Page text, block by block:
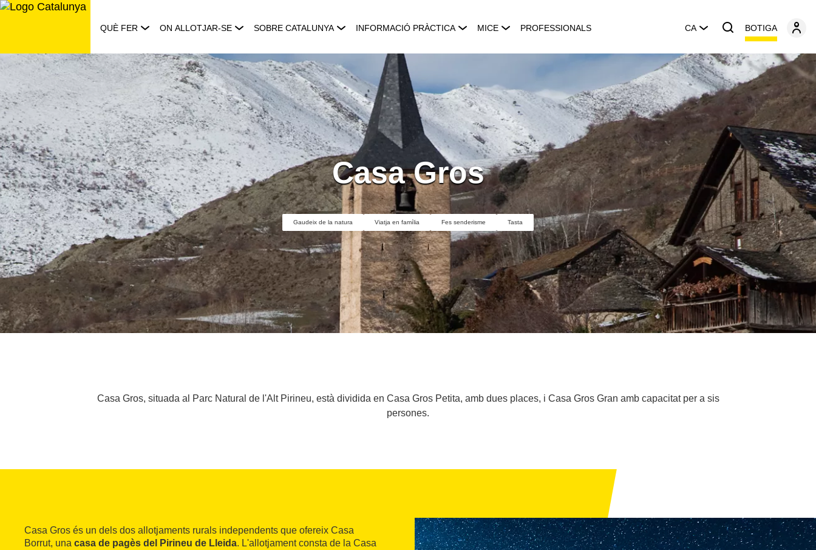
Saltar
QUÈ FER ON ALLOTJAR-SE SOBRE CATALUNYA INFORMACIÓ PRÀCTICA MICE PROFESSIONALS CA BOTIGA
Casa Gros
Gaudeix de la natura Viatja en família Fes senderisme Tasta
Casa Gros, situada al Parc Natural de l'Alt Pirineu, està dividida en Casa Gros Petita, amb dues places, i Casa Gros Gran amb capacitat per a sis
persones.
Casa Gros és un dels dos allotjaments rurals independents que ofereix Casa
Borrut, una casa de pagès del Pirineu de Lleida. L'allotjament consta de la Casa